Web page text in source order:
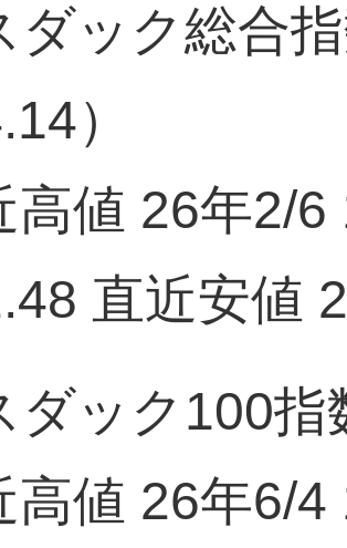
ダック総合
）
高値 26年2/
直近安値
ダック100
高値 26年6/4